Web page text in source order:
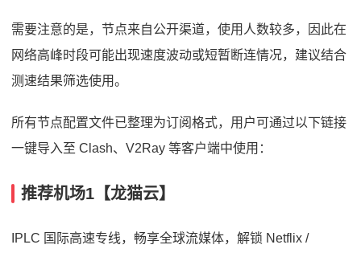
需要注意的是，节点来自公开渠道，使用人数较多，因此在
网络高峰时段可能出现速度波动或短暂断连情况，建议结合
测速结果筛选使用。
所有节点配置文件已整理为订阅格式，用户可通过以下链接
一键导入至 Clash、V2Ray 等客户端中使用：
推荐机场1【龙猫云】
IPLC 国际高速专线，畅享全球流媒体，解锁 Netflix /